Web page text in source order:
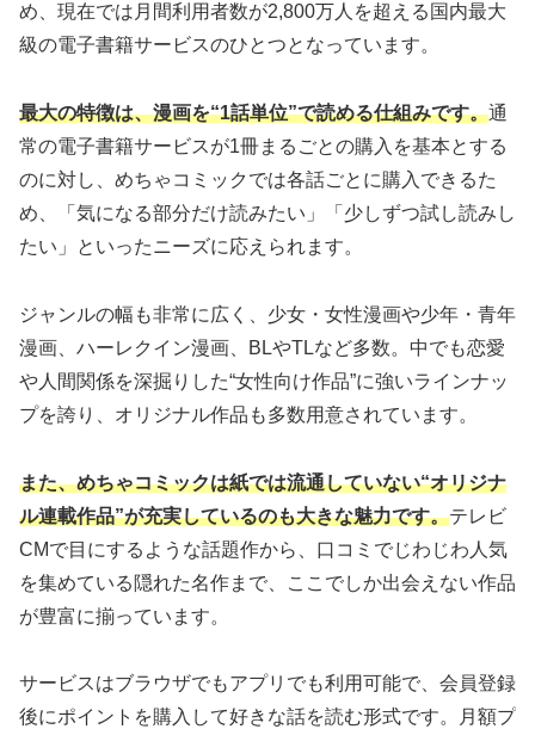
め、現在では月間利用者数が2,800万人を超える国内最大
級の電子書籍サービスのひとつとなっています。
最大の特徴は、漫画を“1話単位”で読める仕組みです。通
常の電子書籍サービスが1冊まるごとの購入を基本とする
のに対し、めちゃコミックでは各話ごとに購入できるた
め、「気になる部分だけ読みたい」「少しずつ試し読みし
たい」といったニーズに応えられます。
ジャンルの幅も非常に広く、少女・女性漫画や少年・青年
漫画、ハーレクイン漫画、BLやTLなど多数。中でも恋愛
や人間関係を深掘りした“女性向け作品”に強いラインナッ
プを誇り、オリジナル作品も多数用意されています。
また、めちゃコミックは紙では流通していない“オリジナ
ル連載作品”が充実しているのも大きな魅力です。テレビ
CMで目にするような話題作から、口コミでじわじわ人気
を集めている隠れた名作まで、ここでしか出会えない作品
が豊富に揃っています。
サービスはブラウザでもアプリでも利用可能で、会員登録
後にポイントを購入して好きな話を読む形式です。月額プ